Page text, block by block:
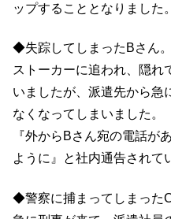
ップすることとなりました。
◆失踪してしまったBさん。
ストーカーに追われ、隠れ
いましたが、 派遣先から急
なくなってしまいました。
『外からBさん宛の電話が
ように』
と社内通告されて
◆警察に捕まってしまったC